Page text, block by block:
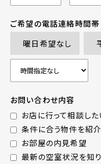
ご希望の電話連絡時間帯
曜日希望なし
お問い合わせ内容
お店に行って相談した
条件に合う物件を紹
お部屋の内見希望
最新の空室状況を知